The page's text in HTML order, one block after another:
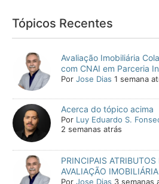
Tópicos Recentes
Avaliação Imobiliária
com CNAI em Parceria
PorJose Dias 1 semana
Acerca do tópico acima
Por Luy Eduardo S.
2 semanas atrás
PRINCIPAIS
AVALIAÇÃO IMOBILIÁRIA
PorJose Dias 3 semanas